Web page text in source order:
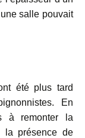
salle pouvait
été plus tard
En
à remonter la
la présence de